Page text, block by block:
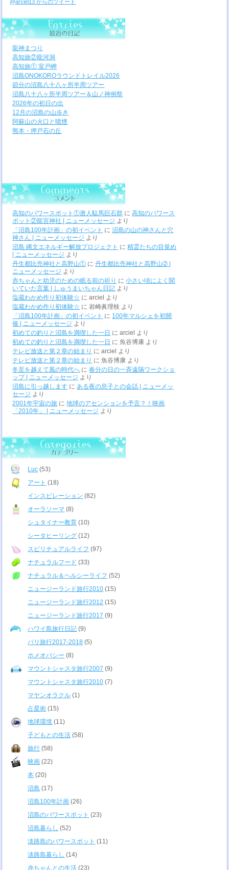
@arciel13 からのツイート
龍神まつり
高知旅②龍河洞
高知旅① 室戸岬
沼島ONOKOROラウンドトレイル2026
節分の沼島八十八ヶ所半周ツアー
沼島八十八ヶ所半周ツアー＆山ノ神例祭
2026年の初日の出
12月の沼島の山歩き
阿蘇山の火口と噴煙
熊本・押戸石の丘
高知のパワースポット①唐人駄馬巨石群 に高知のパワース
ポット②龍宮神社 | ニューメッセージ より
「沼島100年計画」の初イベント に沼島の山の神さんと穴
神さん | ニューメッセージ より
沼島 縄文エネルギー解放プロジェクト に精霊たちの目覚め
| ニューメッセージ より
丹生都比売神社と高野山① に丹生都比売神社と高野山➁ |
ニューメッセージ より
赤ちゃんと幼児のための眠る前の祈り に小さい頃によく聞
いていた言葉 | しゅうまいちゃん日記 より
塩蔵わかめ作り初体験☆ にarciel
より
塩蔵わかめ作り初体験☆ に岩崎眞理枝 より
「沼島100年計画」の初イベント に 100年マルシェを初開
催 | ニューメッセージ より
初めての釣りと沼島を満喫した一日 にarciel
より
初めての釣りと沼島を満喫した一日 に魚谷博康 より
テレビ放送と第２章の始まり にarciel
より
テレビ放送と第２章の始まり に魚谷博康 より
冬至を越えて風の時代へ に春分の日の一斉遠隔ワークショ
ップ | ニューメッセージ より
沼島に引っ越します に ある夜の息子との会話 | ニューメッ
セージ より
2001年宇宙の旅 に地球のアセンションを予言？！映画
「2010年」 | ニューメッセージ より
Luc (53)
アート (18)
インスピレーション (82)
オーラソーマ (8)
シュタイナー教育 (10)
シータヒーリング (12)
スピリチュアルライフ (97)
ナチュラルフード (33)
ナチュラル＆ヘルシーライフ (52)
ニュージーランド旅行2010 (15)
ニュージーランド旅行2012 (15)
ニュージーランド旅行2017 (9)
ハワイ島旅行日記 (9)
パリ旅行2017-2018 (5)
ホメオパシー (8)
マウントシャスタ旅行2007 (9)
マウントシャスタ旅行2010 (7)
マヤンオラクル (1)
占星術 (15)
地球環境 (11)
子どもとの生活 (58)
旅行 (58)
映画 (22)
本 (20)
沼島 (17)
沼島100年計画 (26)
沼島のパワースポット (23)
沼島暮らし (52)
淡路島のパワースポット (11)
淡路島暮らし (14)
赤ちゃんとの生活 (23)